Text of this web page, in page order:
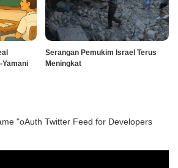
Yamani
Serangan Pemukim Israel Terus
Meningkat
"oAuth Twitter Feed for Developers